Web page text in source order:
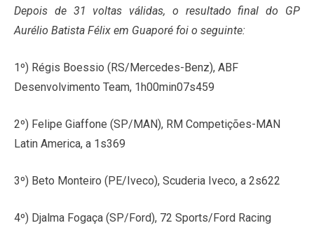
Depois de 31 voltas válidas, o resultado final do GP
Aurélio Batista Félix em Guaporé foi o seguinte:
1º) Régis Boessio (RS/Mercedes-Benz), ABF
Desenvolvimento Team, 1h00min07s459
2º) Felipe Giaffone (SP/MAN), RM Competições-MAN
Latin America, a 1s369
3º) Beto Monteiro (PE/Iveco), Scuderia Iveco, a 2s622
4º) Djalma Fogaça (SP/Ford), 72 Sports/Ford Racing